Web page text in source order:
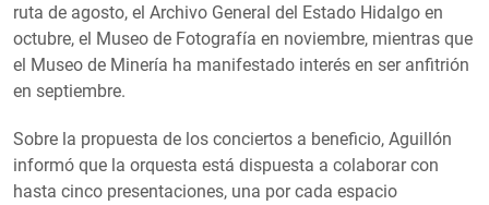
ruta de agosto, el Archivo General del Estado Hidalgo en
octubre, el Museo de Fotografía en noviembre, mientras que
el Museo de Minería ha manifestado interés en ser anfitrión
en septiembre.
Sobre la propuesta de los conciertos a beneficio, Aguillón
informó que la orquesta está dispuesta a colaborar con
hasta cinco presentaciones, una por cada espacio